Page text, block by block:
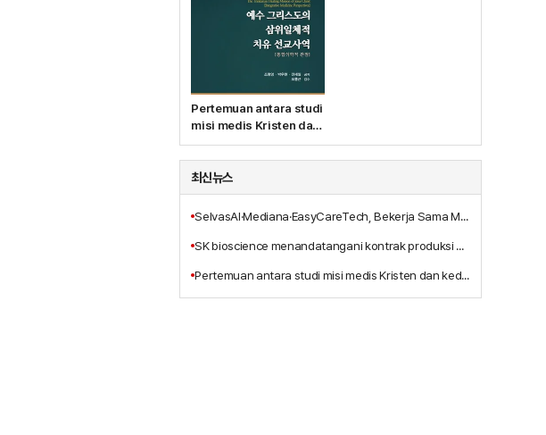
perusahaannya, IDT
Pertemuan antara studi
misi medis Kristen dan
kedokteran integratif,
Terbitnya Buku Baru
'Pelayanan
Penyembuhan
Tritunggal Yesus
최신뉴스
SelvasAI·Mediana·EasyCareTech, Bekerja Sama Mengembangkan Solusi Bangsal Pintar Berbasis AI
SK bioscience menandatangani kontrak produksi alih daya vaksin Ebola MSD dengan anak perusahaannya, IDT Biologika
Pertemuan antara studi misi medis Kristen dan kedokteran integratif, Terbitnya Buku Baru 'Pelayanan Penyembuhan Tritunggal Yesus Kristus'